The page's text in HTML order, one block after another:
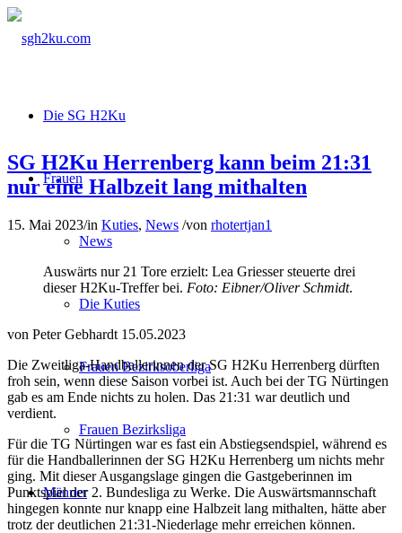
Die SG H2Ku
Frauen
News
Die Kuties
Frauen Bezirksoberliga
Frauen Bezirksliga
Männer
SG H2Ku Herrenberg kann beim 21:31
nur eine Halbzeit lang mithalten
15. Mai 2023/in Kuties, News /von rhotertjan1
Auswärts nur 21 Tore erzielt: Lea Griesser steuerte drei
dieser H2Ku-Treffer bei. Foto: Eibner/Oliver Schmidt.
von Peter Gebhardt 15.05.2023
Die Zweitliga-Handballerinnen der SG H2Ku Herrenberg dürften
froh sein, wenn diese Saison vorbei ist. Auch bei der TG Nürtingen
gab es am Ende nichts zu holen. Das 21:31 war deutlich und
verdient.
Für die TG Nürtingen war es fast ein Abstiegsendspiel, während es
für die Handballerinnen der SG H2Ku Herrenberg um nichts mehr
ging. Mit dieser Ausgangslage gingen die Gastgeberinnen im
Punktspiel der 2. Bundesliga zu Werke. Die Auswärtsmannschaft
hingegen konnte nur knapp eine Halbzeit lang mithalten, hätte aber
trotz der deutlichen 21:31-Niederlage mehr erreichen können.